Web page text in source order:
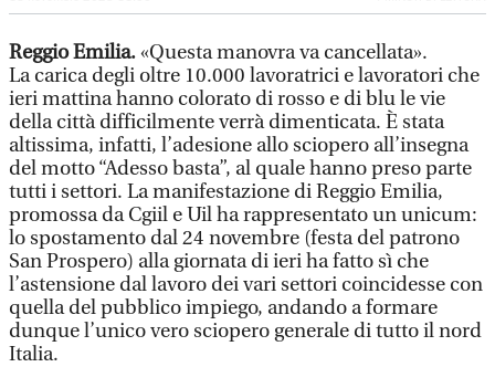
Reggio Emilia.«Questa manovra va cancellata».
La carica degli oltre 10.000 lavoratrici e lavoratori che
ieri mattina hanno colorato di rosso e di blu le vie
della città difficilmente verrà dimenticata. È stata
altissima, infatti, l’adesione allo sciopero all’insegna
del motto “Adesso basta”, al quale hanno preso parte
tutti i settori. La manifestazione di Reggio Emilia,
promossa da Cgiil e Uil ha rappresentato un unicum:
lo spostamento dal 24 novembre (festa del patrono
San Prospero) alla giornata di ieri ha fatto sì che
l’astensione dal lavoro dei vari settori coincidesse con
quella del pubblico impiego, andando a formare
dunque l’unico vero sciopero generale di tutto il nord
Italia.